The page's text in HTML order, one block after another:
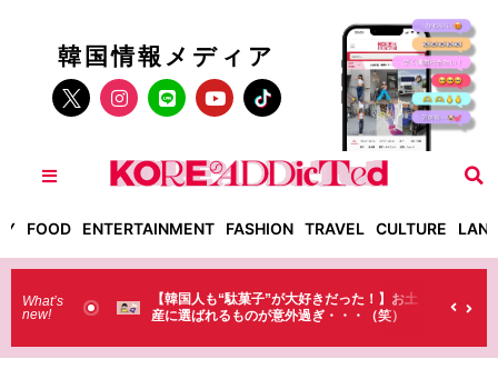
韓国情報メディア
FOOD ENTERTAINMENT FASHION TRAVEL CULTURE
What’s
new!
た！】お土
・（笑）
【そんなものまで買っていくの？】日本のド
ラストで韓国人が買うものがちょっと…